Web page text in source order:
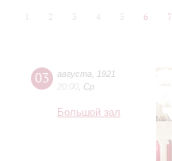
2 3 4 5 6 7
03 августа
1921
20:00 Ср
Большой зал